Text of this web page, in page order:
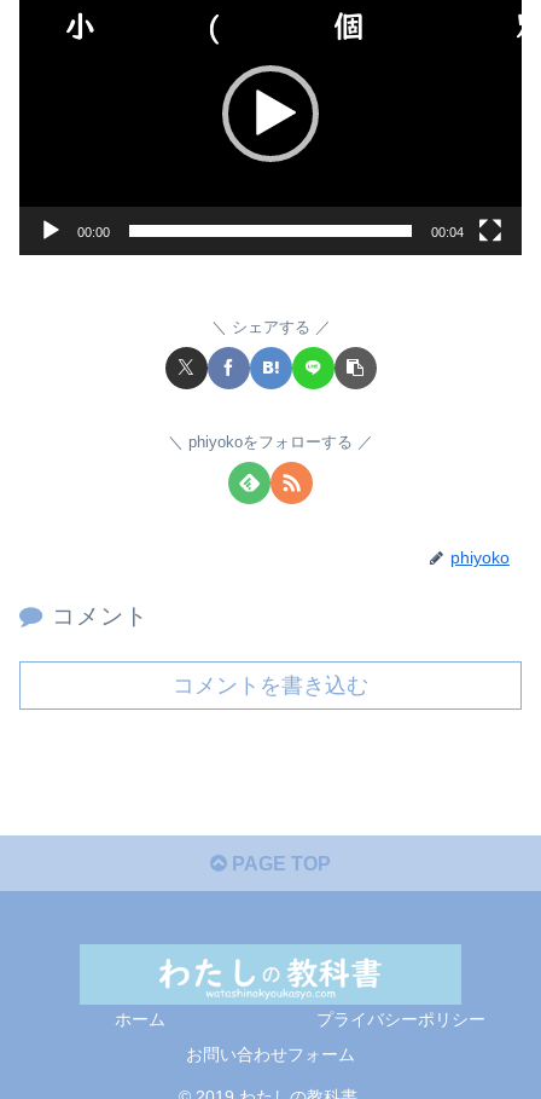
00:00 00:04
シェアする
phiyokoをフォローする
phiyoko
コメント
コメントを書き込む
PAGE TOP
ホーム
プライバシーポリシー
お問い合わせフォーム